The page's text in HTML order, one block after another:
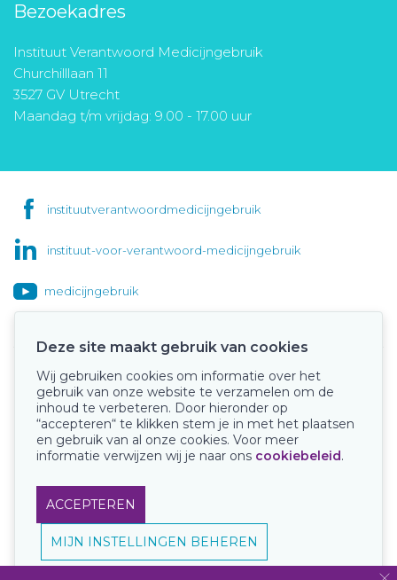
Bezoekadres
Instituut Verantwoord Medicijngebruik
Churchilllaan 11
3527 GV Utrecht
Maandag t/m vrijdag: 9.00 - 17.00 uur
instituutverantwoordmedicijngebruik
instituut-voor-verantwoord-medicijngebruik
medicijngebruik
Onze keurmerken
Deze site maakt gebruik van cookies
Wij gebruiken cookies om informatie over het
gebruik van onze website te verzamelen om de
inhoud te verbeteren. Door hieronder op
“accepteren“ te klikken stem je in met het plaatsen
en gebruik van al onze cookies. Voor meer
informatie verwijzen wij je naar ons cookiebeleid.
ACCEPTEREN
MIJN INSTELLINGEN BEHEREN